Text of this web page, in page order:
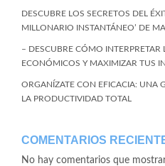
DESCUBRE LOS SECRETOS DEL
MILLONARIO INSTANTÁNEO’ DE
– DESCUBRE CÓMO INTERPRETAR
ECONÓMICOS Y MAXIMIZAR TUS
ORGANÍZATE CON EFICACIA: UNA
LA PRODUCTIVIDAD TOTAL
COMENTARIOS
No hay comentarios que